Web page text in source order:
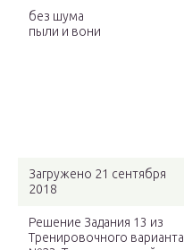
без шума
пыли и вони
Загружено 21 сентября
2018
Решение Задания 13 из
Тренировочного варианта